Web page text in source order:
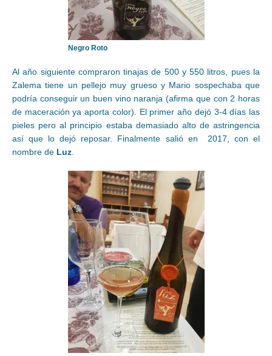
Negro Roto
Al año siguiente compraron tinajas de 500 y 550 litros, pues la
Zalema tiene un pellejo muy grueso y Mario sospechaba que
podría conseguir un buen vino naranja (afirma que con 2 horas
de maceración ya aporta color). El primer año dejó 3-4 días las
pieles pero al principio estaba demasiado alto de astringencia
así que lo dejó reposar. Finalmente salió en 2017, con el
nombre de Luz.